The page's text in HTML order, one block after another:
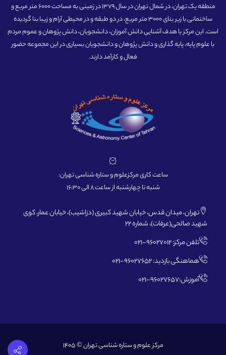
منطقه یک تهران، در شمال تهران در سال 1379 در زمینی به مساحت 6000 متر مربع و
ساختمانی با زیر بنای 3000 متر مربع، در دو طبقه و در محیطی آرام و زیبا بنا گردیده
است. این مرکز با هدف آشنایی دانش آموزان، دانشجویان، دانش پژوهان و عموم مردم
با علوم پایه، پایه گذاری و دانش پژوهان و دانشجویان بسیاری در این مجموعه حضور
فعال و کارآمد دارند.
ساعت کاری مرکزعلوم و ستاره شناسی تهران:
شنبه تا چهارشنبه از ساعت 8 الی 16:30
تهران، میدان قدس، خیابان شهید کبیری (دزاشیب)، خیابان عمار، کوی
شهید صالحی(عرفات)، شماره 22
تلفن مرکز: 96027012-021
هماهنگی بازدید: 96027652-021
آموزش:96027657-021
مرکز علوم و ستاره شناسی تهران © 1405